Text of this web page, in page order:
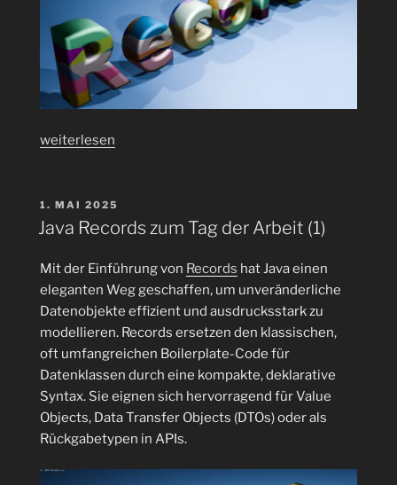
„Record
Record
Patterns
Extrahieren
von
Komponenten
vereinfachen
(2)“
weiterlesen
VERÖFFENTLICHT
AM
1. MAI 2025
Java Records zum Tag der Arbeit (1)
Mit der Einführung von Records hat Java einen
eleganten Weg geschaffen, um unveränderliche
Datenobjekte effizient und ausdrucksstark zu
modellieren. Records ersetzen den klassischen,
oft umfangreichen Boilerplate-Code für
Datenklassen durch eine kompakte, deklarative
Syntax. Sie eignen sich hervorragend für Value
Objects, Data Transfer Objects (DTOs) oder als
Rückgabetypen in APIs.